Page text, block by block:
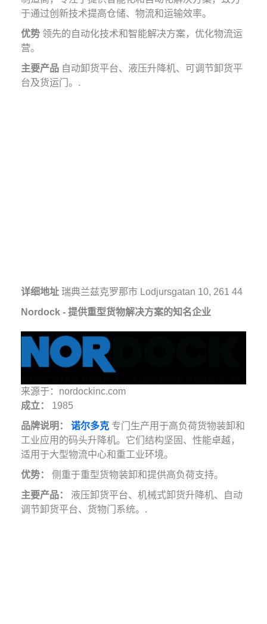
于通过创新技术提高仓储、物流和运输效率。
优势 领先的自动化技术和智能解决方案，优化物流运
营。
主要产品自动卸货平台、液压升降机、可调节卸货平
台及货运门。.
详细地址 瑞典兰兹克罗那市 Lodjursgatan 10, 261 44
Nordock - 提供重型货物解决方案的知名企业
来源于：nordockinc.com
成立： 1985
品牌说明：
诺尔多克专门生产用于高负荷货物装卸和
工业应用的码头升降机。它们结构坚固、性能卓越，
适用于大型物流中心和重工业环境。
优势：
侧重于重型货物装卸和提供高负荷支持。
主要产品：
液压卸货平台、机械式卸货升降机、自动
调节卸货平台、货物门系统。.